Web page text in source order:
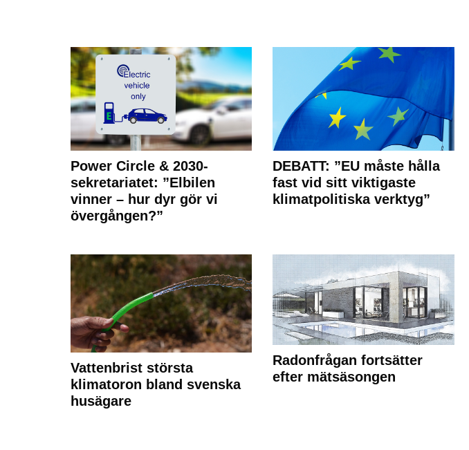
Power Circle & 2030-
sekretariatet: ”Elbilen
vinner – hur dyr gör vi
övergången?”
DEBATT: ”EU måste hålla
fast vid sitt viktigaste
klimatpolitiska verktyg”
Vattenbrist största
klimatoron bland svenska
husägare
Radonfrågan fortsätter
efter mätsäsongen